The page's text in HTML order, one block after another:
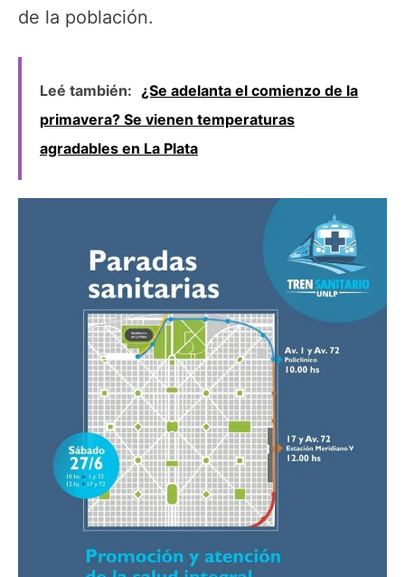
de la población.
Leé también: ¿Se adelanta el comienzo de la
primavera? Se vienen temperaturas
agradables en La Plata